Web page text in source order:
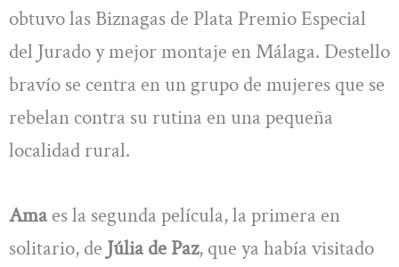
obtuvo las Biznagas de Plata Premio Especial
del Jurado y mejor montaje en Málaga. Destello
bravío se centra en un grupo de mujeres que se
rebelan contra su rutina en una pequeña
localidad rural.
Amaes la segunda película, la primera en
solitario, de Júlia de Paz, que ya había visitado